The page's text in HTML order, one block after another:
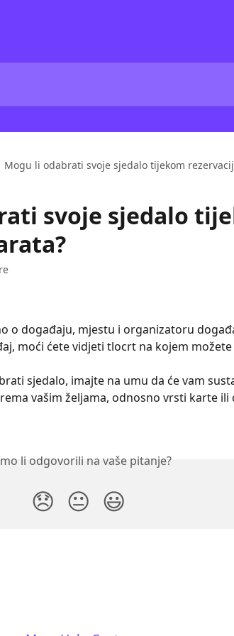
Mogu li odabrati svoje sjedalo tijekom
svoje sjedalo
o događaju, mjestu i organizatoru
moći ćete vidjeti tlocrt na kojem
sjedalo, imajte na umu da će vam
vašim željama, odnosno vrsti karte ili
li odgovorili na vaše pitanje?
😞 😐 😃